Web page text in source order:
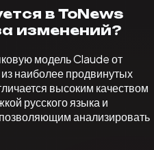
в ToNews
изменений?
модель Claude от
наиболее продвинутых
высоким качеством
русского языка и
анализировать